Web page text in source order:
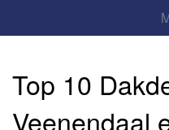
Top 10
Veenendaal